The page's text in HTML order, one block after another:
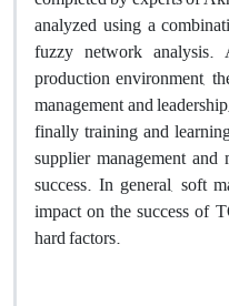
analyzed using a
fuzzy network
production environment,
management and
finally training and
supplier management
success. In general, soft
impact on the success of
hard factors.